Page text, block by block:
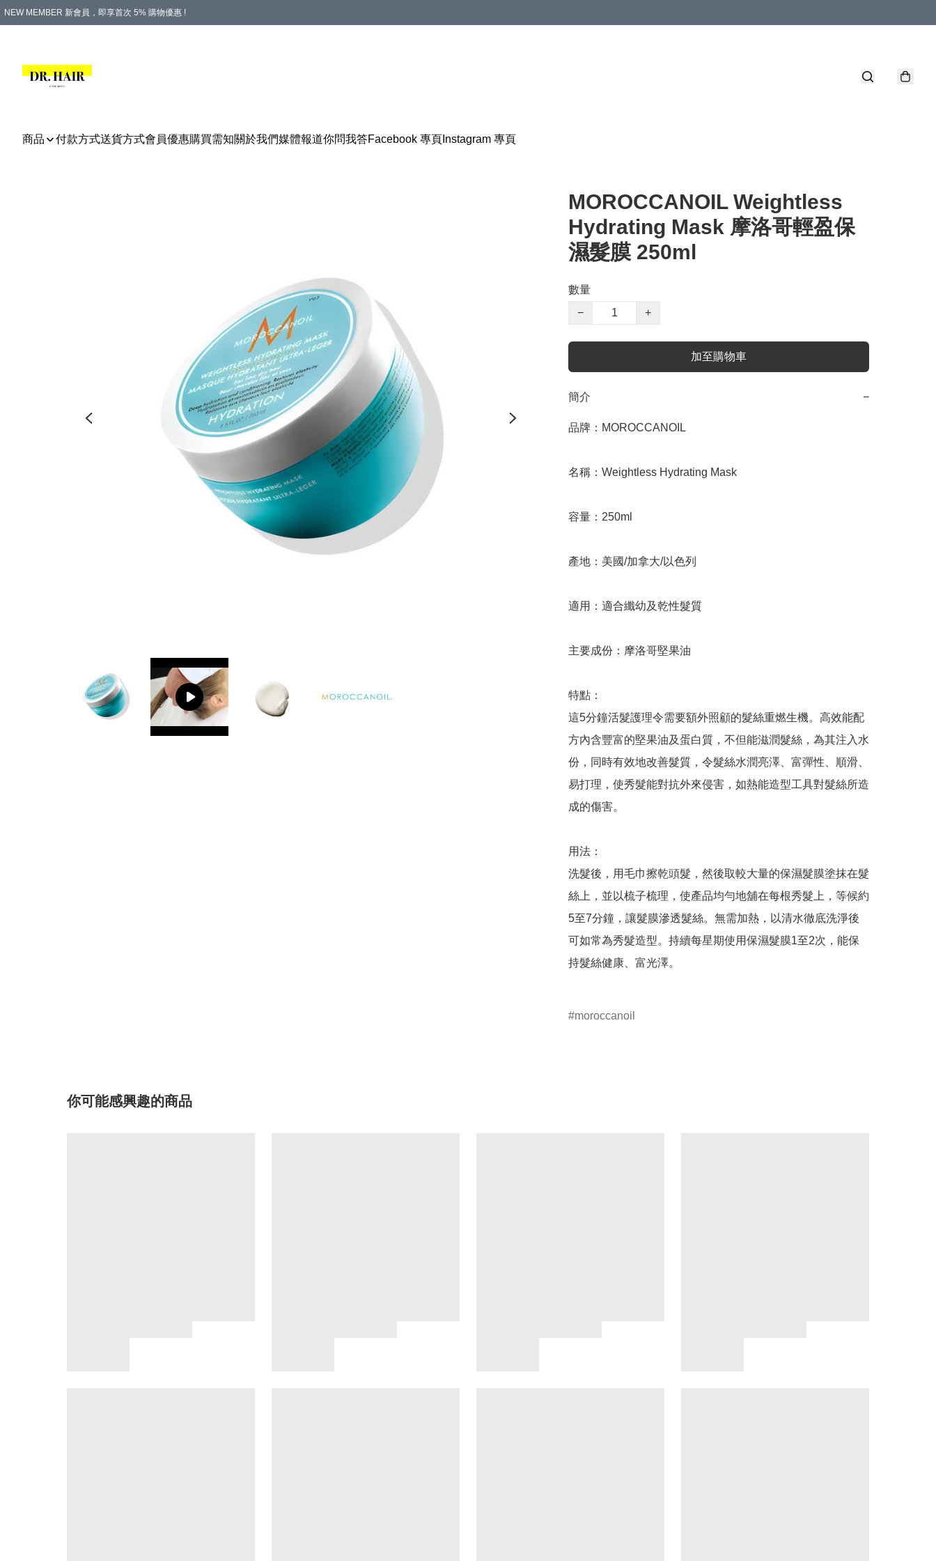
NEW MEMBER 新會員，即享首次 5% 購物優惠 !
商品 付款方式送貨方式會員優惠購買需知關於我們媒體報道你問我答Facebook 專頁 Instagram 專頁
MOROCCANOIL Weightless
Hydrating Mask 摩洛哥輕盈保
濕髮膜 250ml
數量
−
+
加至購物車
簡介 −
品牌：MOROCCANOIL
名稱：Weightless Hydrating Mask
容量：250ml
產地：美國/加拿大/以色列
適用：適合纖幼及乾性髮質
主要成份：摩洛哥堅果油
特點：
這5分鐘活髮護理令需要額外照顧的髮絲重燃生機。高效能配
方內含豐富的堅果油及蛋白質，不但能滋潤髮絲，為其注入水
份，同時有效地改善髮質，令髮絲水潤亮澤、富彈性、順滑、
易打理，使秀髮能對抗外來侵害，如熱能造型工具對髮絲所造
成的傷害。
用法：
洗髮後，用毛巾擦乾頭髮，然後取較大量的保濕髮膜塗抹在髮
絲上，並以梳子梳理，使產品均勻地舖在每根秀髮上，等候約
5至7分鐘，讓髮膜滲透髮絲。無需加熱，以清水徹底洗淨後
可如常為秀髮造型。持續每星期使用保濕髮膜1至2次，能保
持髮絲健康、富光澤。
moroccanoil
你可能感興趣的商品